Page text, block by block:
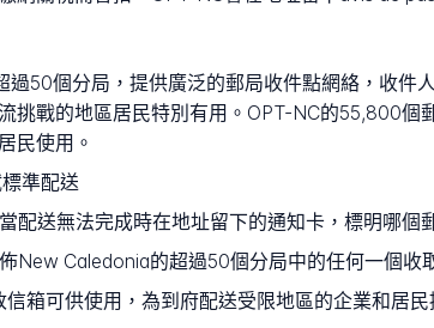
50個分局，提供廣泛的郵局收件點網絡，收件
挑戰的地區居民特別有用。OPT-NC的55,800
民使用。
準配送
當配送無法完成時在地址留下的通知卡，標明哪個
New Caledonia的超過50個分局中的任何一個收
箱可供使用，為到府配送受限地區的企業和居